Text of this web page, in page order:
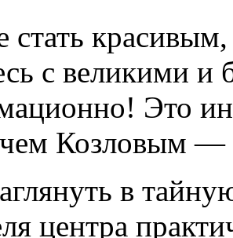
стать
с великими и
Это
Козловым —
в
центра